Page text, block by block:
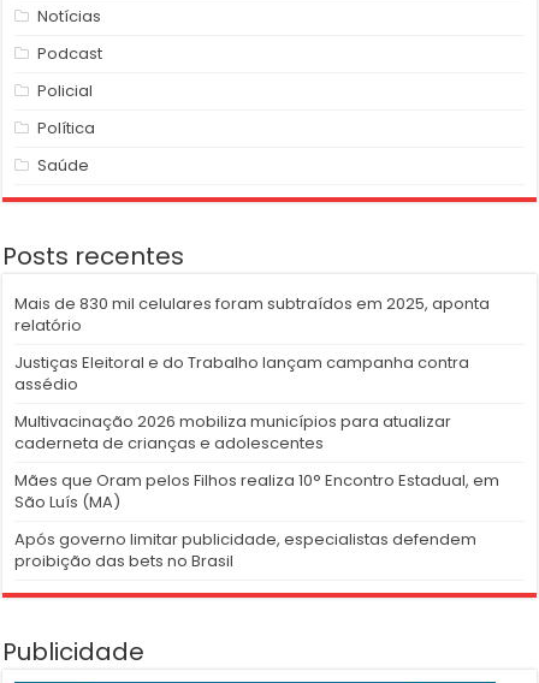
Notícias
Podcast
Policial
Política
Saúde
Posts recentes
Mais de 830 mil celulares foram subtraídos em 2025, aponta
relatório
Justiças Eleitoral e do Trabalho lançam campanha contra
assédio
Multivacinação 2026 mobiliza municípios para atualizar
caderneta de crianças e adolescentes
Mães que Oram pelos Filhos realiza 10° Encontro Estadual, em
São Luís (MA)
Após governo limitar publicidade, especialistas defendem
proibição das bets no Brasil
Publicidade